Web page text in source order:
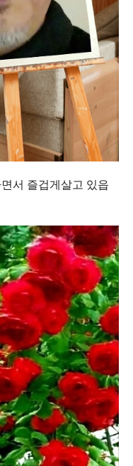
서 즐겁게살고 있읍